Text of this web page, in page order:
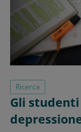
Ricerca
Gli